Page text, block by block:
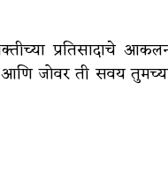
प्रतिसादाचे
आणि जोवर ती सवय